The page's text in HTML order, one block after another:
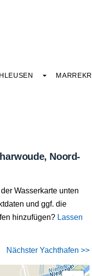
Noord-
Wasserkarte unten
und ggf. die
hinzufügen? Lassen
Nächster Yachthafen >>